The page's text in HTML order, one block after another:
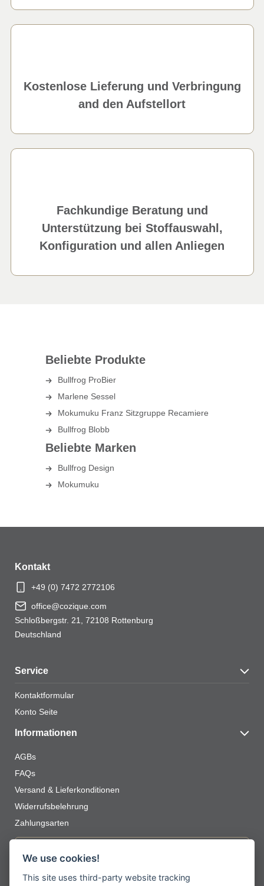
Kostenlose Lieferung und Verbringung
and den Aufstellort
Fachkundige Beratung und
Unterstützung bei Stoffauswahl,
Konfiguration und allen Anliegen
Beliebte Produkte
Bullfrog ProBier
Marlene Sessel
Mokumuku Franz Sitzgruppe Recamiere
Bullfrog Blobb
Beliebte Marken
Bullfrog Design
Mokumuku
Kontakt
+49 (0) 7472 2772106
office@cozique.com
Schloßbergstr. 21, 72108 Rottenburg
Deutschland
Service
Kontaktformular
Konto Seite
Informationen
AGBs
FAQs
Versand & Lieferkonditionen
Widerrufsbelehrung
Zahlungsarten
Jetzt zum Newsletter anmelden
Erhalten Sie spannende Angebote und
We use cookies!
This site uses third-party website tracking